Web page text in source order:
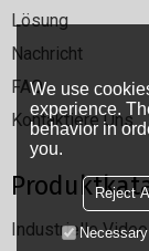
Lösung
Nachricht
FAQ
Kontaktiere Uns
Industrielle
We use
experience.
behavior in
you.
Reject
Necessary